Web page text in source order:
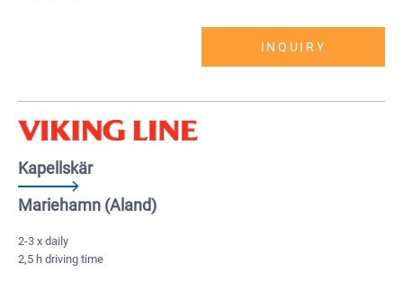
INQUIRY
Kapellskär
Mariehamn (Aland)
2-3 x daily
2,5 h driving time